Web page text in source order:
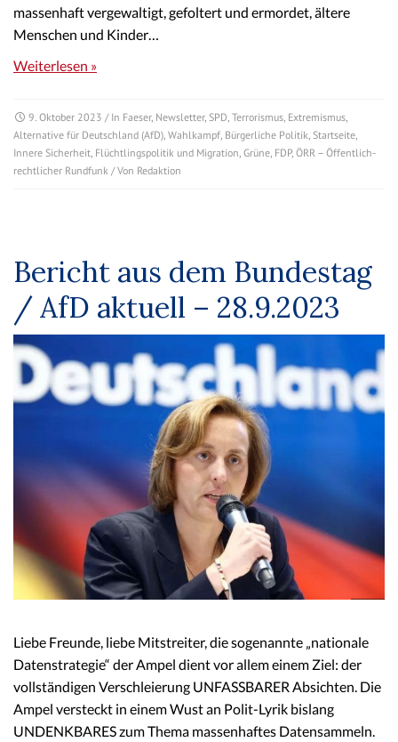
massenhaft vergewaltigt, gefoltert und ermordet, ältere
Menschen und Kinder…
Weiterlesen »
9. Oktober 2023 / In Faeser, Newsletter, SPD Terrorismus Extremismus
Alternative für Deutschland (AfD) Wahlkampf Bürgerliche Politik Startseite
Innere Sicherheit Flüchtlingspolitik und Migration Grüne FDP, ÖRR – Öffentlich-
rechtlicher Rundfunk / Von Redaktion
Bericht aus dem Bundestag
/ AfD aktuell – 28.9.2023
Liebe Freunde, liebe Mitstreiter, die sogenannte „nationale
Datenstrategie“ der Ampel dient vor allem einem Ziel: der
vollständigen Verschleierung UNFASSBARER Absichten. Die
Ampel versteckt in einem Wust an Polit-Lyrik bislang
UNDENKBARES zum Thema massenhaftes Datensammeln.